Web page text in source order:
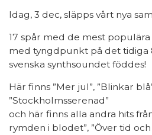
Idag, 3 dec, släpps vårt nya
17 spår med de mest
med tyngdpunkt på det tidiga
svenska synthsoundet föddes!
Här finns ”Mer jul”, ”Blinkar
”Stockholmsserenad”
och här finns alla andra hits
rymden i blodet”, ”Över tid